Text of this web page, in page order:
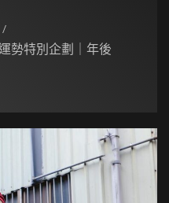
勢特別企劃｜年後